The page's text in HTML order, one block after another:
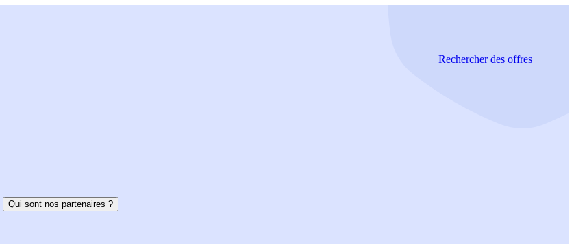
Rechercherdes offres
Qui sont nos partenaires ?